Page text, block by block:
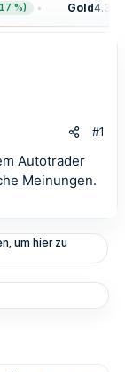
%) Gold
#1
Autotrader
Meinungen.
um hier zu